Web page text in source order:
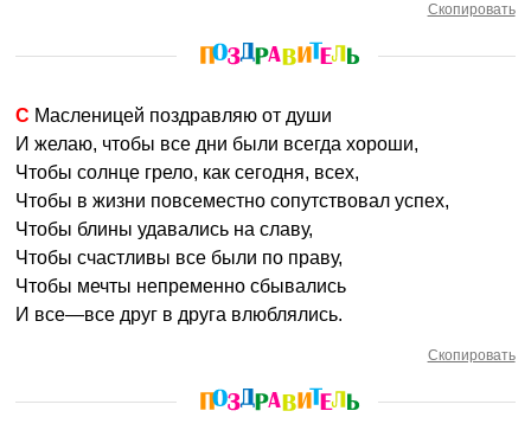
Скопировать
С Масленицей поздравляю от души
И желаю, чтобы все дни были всегда хороши,
Чтобы солнце грело, как сегодня, всех,
Чтобы в жизни повсеместно сопутствовал успех,
Чтобы блины удавались на славу,
Чтобы счастливы все были по праву,
Чтобы мечты непременно сбывались
И все—все друг в друга влюблялись.
Скопировать